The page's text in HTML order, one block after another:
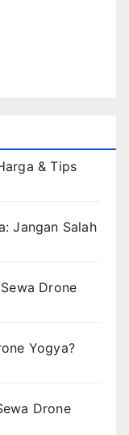
& Tips
Jangan Salah
Drone
Yogya?
Drone